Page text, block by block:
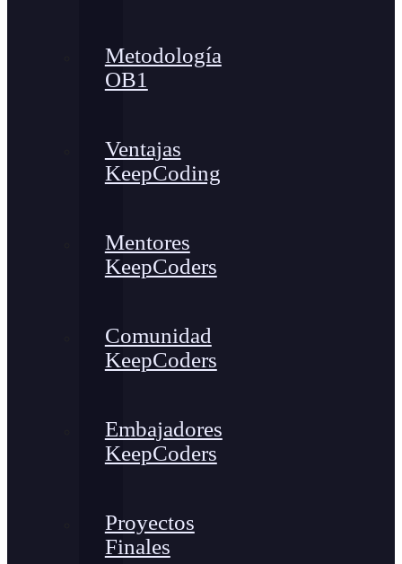
Metodología
OB1
Ventajas
KeepCoding
Mentores
KeepCoders
Comunidad
KeepCoders
Embajadores
KeepCoders
Proyectos
Finales